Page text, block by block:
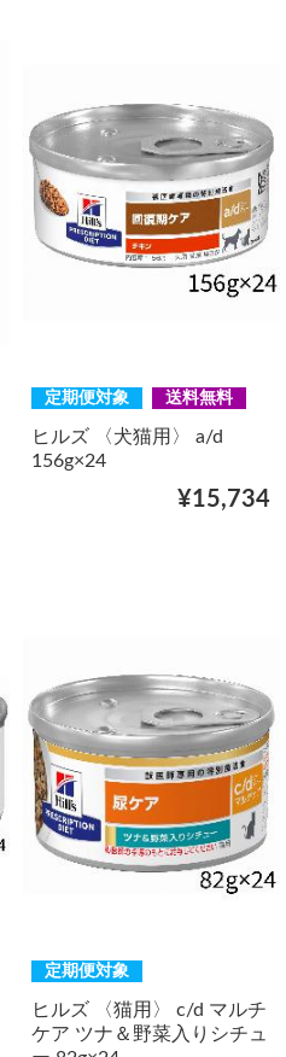
定期便対象 送料無料
ヒルズ 〈犬猫用〉 a/d
156g×24
¥15,734
定期便対象
ヒルズ 〈猫用〉 c/d マルチ
ケア ツナ＆野菜入りシチュ